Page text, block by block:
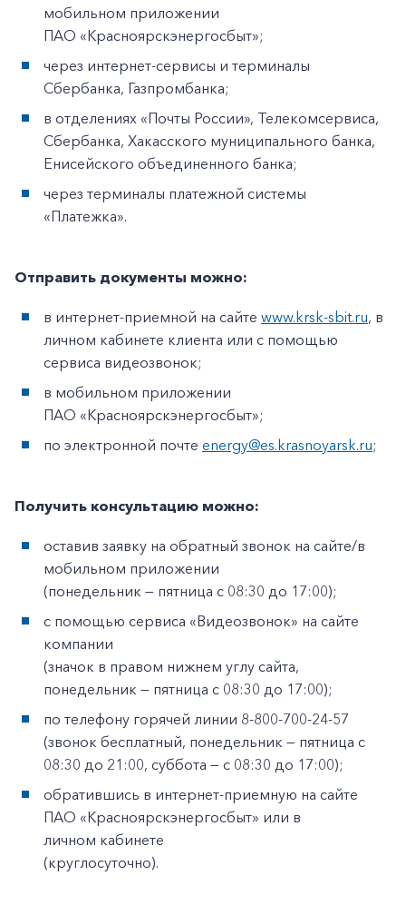
мобильном приложении
ПАО «Красноярскэнергосбыт»;
через интернет-сервисы и терминалы
Сбербанка, Газпромбанка;
в отделениях «Почты России», Телекомсервиса,
Сбербанка, Хакасского муниципального банка,
Енисейского объединенного банка;
через терминалы платежной системы
«Платежка».
Отправить документы можно:
в интернет-приемной на сайте www.krsk-sbit.ru, в
личном кабинете клиента или с помощью
сервиса видеозвонок;
в мобильном приложении
ПАО «Красноярскэнергосбыт»;
по электронной почте energy@es.krasnoyarsk.ru;
Получить консультацию можно:
оставив заявку на обратный звонок на сайте/в
мобильном приложении
(понедельник — пятница с 08:30 до 17:00);
с помощью сервиса «Видеозвонок» на сайте
компании
(значок в правом нижнем углу сайта,
понедельник — пятница с 08:30 до 17:00);
по телефону горячей линии 8-800-700-24-57
(звонок бесплатный, понедельник — пятница с
08:30 до 21:00, суббота — с 08:30 до 17:00);
обратившись в интернет-приемную на сайте
ПАО «Красноярскэнергосбыт» или в
личном кабинете
(круглосуточно).